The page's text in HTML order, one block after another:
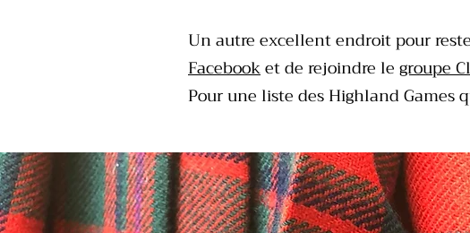
Un autre excellent endroit pour
Facebooket de rejoindre legroupe
Pour une liste des Highland Games